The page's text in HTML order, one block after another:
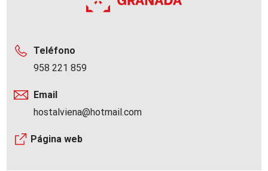
Teléfono
958 221 859
Email
hostalviena@hotmail.com
Página web